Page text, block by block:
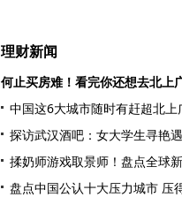
理财新闻
何止买房难！看完你还想去北上
中国这6大城市随时有赶超北
探访武汉酒吧：女大学生寻艳
揉奶师游戏取景师！盘点全球
盘点中国公认十大压力城市 压